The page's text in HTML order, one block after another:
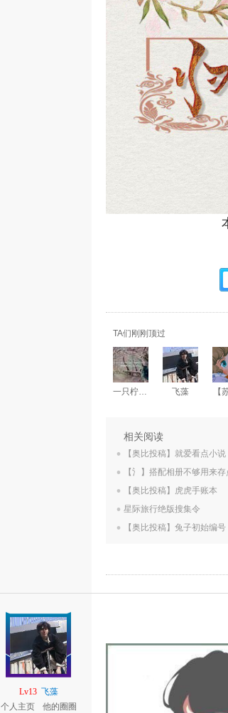
TA们刚刚顶过
一只柠檬。。。 飞藻 【
相关阅读
. 【奥比投稿】就爱看点小说
. 【氵】搭配相册不够用来
. 【奥比投稿】虎虎手账本
. 星际旅行绝版搜集令
. 【奥比投稿】兔子初始编号
Lv13 飞藻
个人主页
他的圈圈